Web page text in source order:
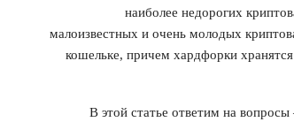
наиболее недорогих
малоизвестных и очень молодых
кошельке, причем хардфорки
В этой статье ответим на